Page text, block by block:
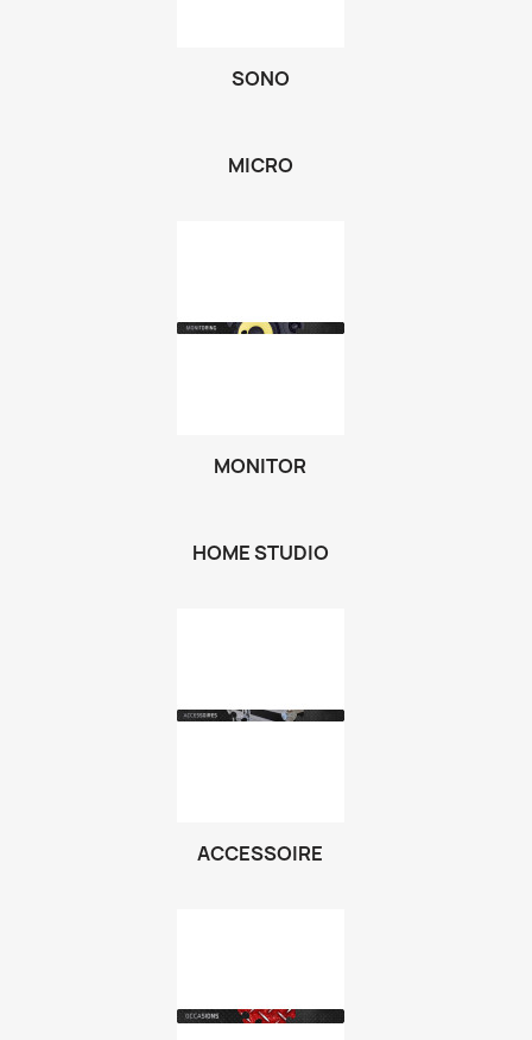
SONO
MICRO
MONITOR
HOME STUDIO
ACCESSOIRE